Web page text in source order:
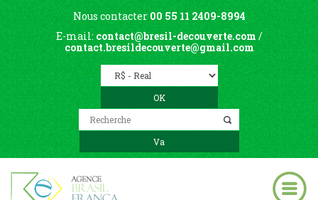
Nous contacter 00 55 11 2409-8994
E-mail: contact@bresil-decouverte.com /
contact.bresildecouverte@gmail.com